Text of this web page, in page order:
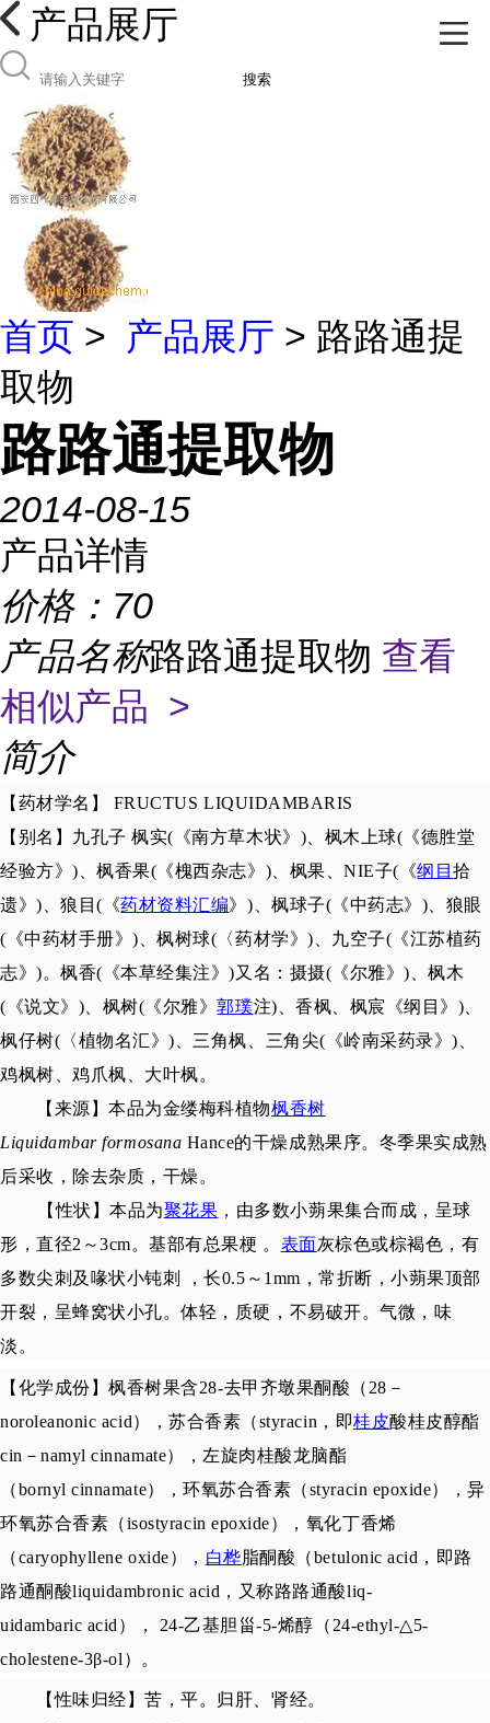
产品展厅
搜索
首页 > 产品展厅 > 路路通提
取物
路路通提取物
2014-08-15
产品详情
价格： 70
产品名称路路通提取物 查看
相似产品 >
简介
【药材学名】 FRUCTUS LIQUIDAMBARIS
【别名】九孔子 枫实(《南方草木状》)、枫木上球(《德胜堂
经验方》)、枫香果(《槐西杂志》)、枫果、NIE子(《纲目拾
遗》)、狼目(《药材资料汇编》)、枫球子(《中药志》)、狼眼
(《中药材手册》)、枫树球(〈药材学》)、九空子(《江苏植药
志》)。枫香(《本草经集注》)又名：摄摄(《尔雅》)、枫木
(《说文》)、枫树(《尔雅》郭璞注)、香枫、枫宸《纲目》)、
枫仔树(〈植物名汇》)、三角枫、三角尖(《岭南采药录》)、
鸡枫树、鸡爪枫、大叶枫。
【来源】本品为金缕梅科植物枫香树
Liquidambar formosana Hance的干燥成熟果序。冬季果实成熟
后采收，除去杂质，干燥。
【性状】本品为聚花果 ，由多数小蒴果集合而成，呈球
形，直径2～3cm。基部有总果梗 。 表面灰棕色或棕褐色，有
多数尖刺及喙状小钝刺 ，长0.5～1mm，常折断，小蒴果顶部
开裂，呈蜂窝状小孔。体轻，质硬，不易破开。气微，味
淡。
【 化学成份 】枫香树果含28-去甲齐墩果酮酸（28－
noroleanonic acid），苏合香素（styracin，即桂皮酸桂皮醇酯
cin－namyl cinnamate），左旋肉桂酸龙脑酯
（bornyl cinnamate），环氧苏合香素（styracin epoxide），异
环氧苏合香素（isostyracin epoxide），氧化丁香烯
（caryophyllene oxide）， 白桦 脂酮酸（betulonic acid，即路
路通酮酸liquidambronic acid，又称路路通酸liq-
uidambaric acid）， 24-乙基胆甾-5-烯醇（24-ethyl-△5-
cholestene-3β-ol）。
【性味归经】苦，平。归肝、肾经。